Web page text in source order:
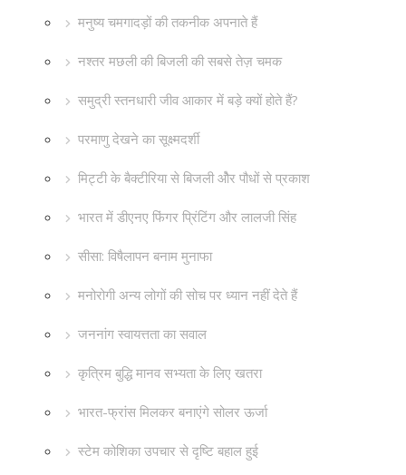
मनुष्य चमगादड़ों की तकनीक अपनाते हैं
नश्तर मछली की बिजली की सबसे तेज़ चमक
समुद्री स्तनधारी जीव आकार में बड़े क्यों होते हैं?
परमाणु देखने का सूक्ष्मदर्शी
मिट्टी के बैक्टीरिया से बिजली औेर पौधों से प्रकाश
भारत में डीएनए फिंगर प्रिंटिंग और लालजी सिंह
सीसा: विषैलापन बनाम मुनाफा
मनोरोगी अन्य लोगों की सोच पर ध्यान नहीं देते हैं
जननांग स्वायत्तता का सवाल
कृत्रिम बुद्धि मानव सभ्यता के लिए खतरा
भारत-फ्रांस मिलकर बनाएंगे सोलर ऊर्जा
स्टेम कोशिका उपचार से दृष्टि बहाल हुई